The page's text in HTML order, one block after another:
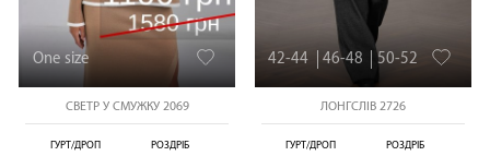
One size
СВЕТР У СМУЖКУ 2069
ГУРТ/ДРОП РОЗДРІБ
42-44 46-48 50-52
ЛОНГСЛІВ 2726
ГУРТ/ДРОП РОЗДРІБ